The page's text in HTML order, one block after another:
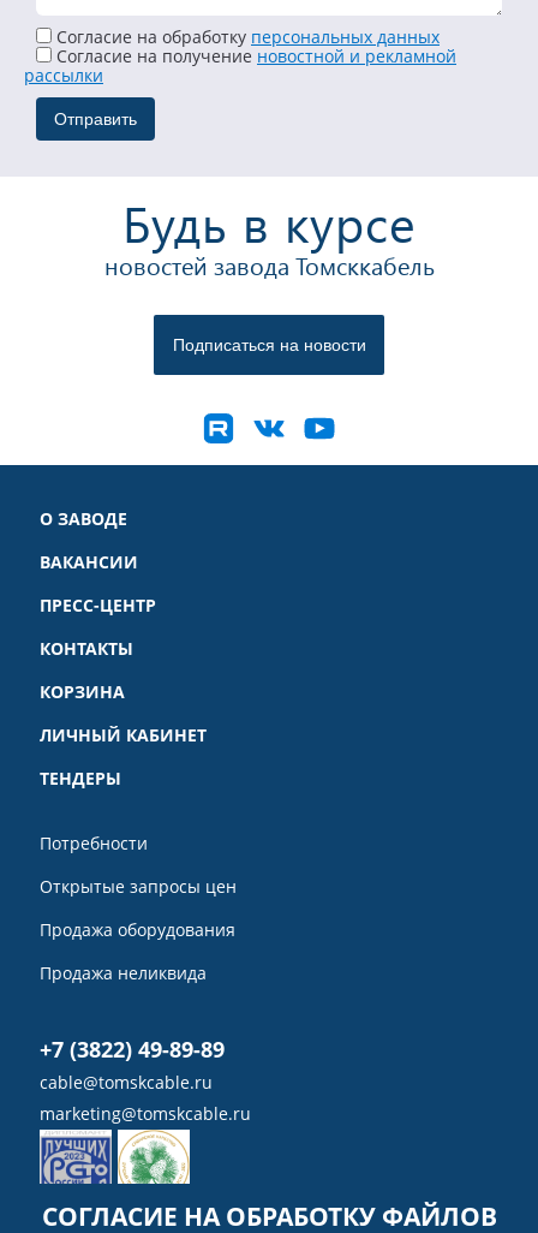
Согласие на обработку персональных данных
Cогласие на получение новостной и рекламной
рассылки
Будь в курсе
новостей завода Томсккабель
О ЗАВОДЕ
ВАКАНСИИ
ПРЕСС-ЦЕНТР
КОНТАКТЫ
КОРЗИНА
ЛИЧНЫЙ КАБИНЕТ
ТЕНДЕРЫ
Потребности
Открытые запросы цен
Продажа оборудования
Продажа неликвида
+7 (3822) 49-89-89
cable@tomskcable.ru
marketing@tomskcable.ru
СОГЛАСИЕ НА ОБРАБОТКУ ФАЙЛОВ